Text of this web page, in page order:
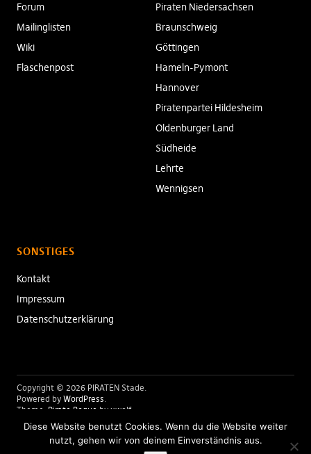
Forum
Mailinglisten
Wiki
Flaschenpost
Piraten Niedersachsen
Braunschweig
Göttingen
Hameln-Pymont
Hannover
Piratenpartei Hildesheim
Oldenburger Land
Südheide
Lehrte
Wennigsen
SONSTIGES
Kontakt
Impressum
Datenschutzerklärung
Copyright © 2026 PIRATEN Stade
Powered by WordPress
Theme: Pirate Rogue by xwolf
Diese Website benutzt Cookies. Wenn du die Website weiter
nutzt, gehen wir von deinem Einverständnis aus.